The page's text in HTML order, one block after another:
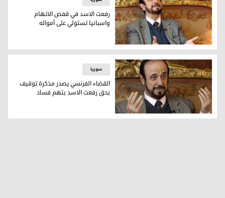
رفعت الاسد في قفص الاتهام واسبانيا تستولي على أمواله
رفعت الاسد في قفص الاتهام
واسبانيا تستولي على أمواله
القضاء الفرنسي يصدر مذكرة توقيف بحق رفعت الاسد بتهم
سوریا
القضاء الفرنسي يصدر مذكرة توقيف
بحق رفعت الاسد بتهم فساد